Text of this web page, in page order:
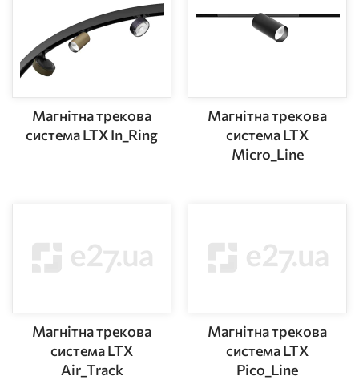
Магнітна трекова
система LTX In_Ring
Магнітна трекова
система LTX
Micro_Line
Магнітна трекова
система LTX
Air_Track
Магнітна трекова
система LTX
Pico_Line